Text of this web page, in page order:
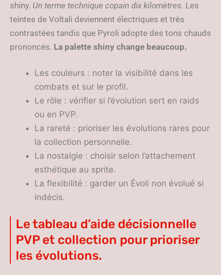
shiny. Un terme technique copain dix kilomètres. Les
teintes de Voltali deviennent électriques et très
contrastées tandis que Pyroli adopte des tons chauds
prononcés. La palette shiny change beaucoup.
Les couleurs : noter la visibilité dans les
combats et sur le profil.
Le rôle : vérifier si l’évolution sert en raids
ou en PVP.
La rareté : prioriser les évolutions rares pour
la collection personnelle.
La nostalgie : choisir selon l’attachement
esthétique au sprite.
La flexibilité : garder un Évoli non évolué si
indécis.
Le tableau d’aide décisionnelle
PVP et collection pour prioriser
les évolutions.